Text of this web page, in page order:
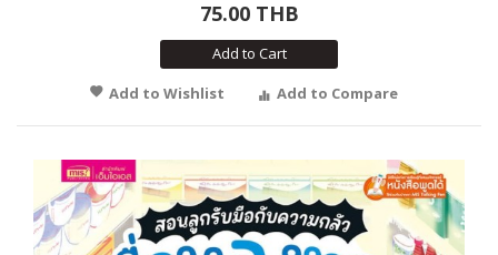
75.00 THB
Add to Cart
Add to Wishlist
Add to Compare